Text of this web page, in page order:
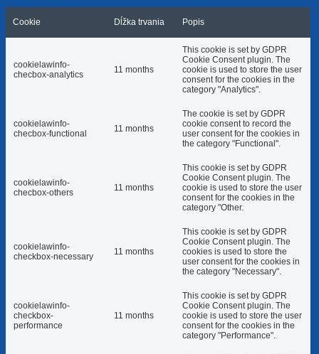
Cookie Dĺžka trvania Popis
cookielawinfo-
checbox-analytics
11 months
This cookie is set by GDPR
Cookie Consent plugin. The
cookie is used to store the user
consent for the cookies in the
category "Analytics".
cookielawinfo-
checbox-functional
11 months
The cookie is set by GDPR
cookie consent to record the
user consent for the cookies in
the category "Functional".
cookielawinfo-
checbox-others
11 months
This cookie is set by GDPR
Cookie Consent plugin. The
cookie is used to store the user
consent for the cookies in the
category "Other.
cookielawinfo-
checkbox-necessary
11 months
This cookie is set by GDPR
Cookie Consent plugin. The
cookies is used to store the
user consent for the cookies in
the category "Necessary".
cookielawinfo-
checkbox-
performance
11 months
This cookie is set by GDPR
Cookie Consent plugin. The
cookie is used to store the user
consent for the cookies in the
category "Performance".